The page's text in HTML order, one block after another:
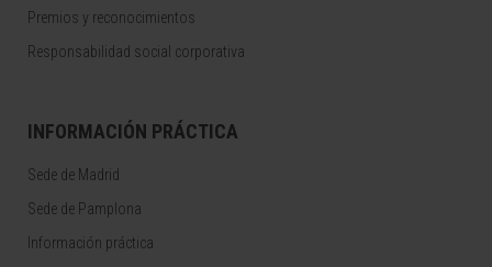
Premios y reconocimientos
Responsabilidad social corporativa
INFORMACIÓN PRÁCTICA
Sede de Madrid
Sede de Pamplona
Información práctica